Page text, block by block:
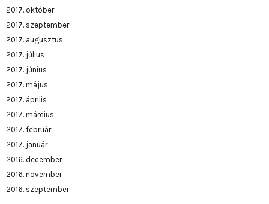
2017. október
2017. szeptember
2017. augusztus
2017. július
2017. június
2017. május
2017. április
2017. március
2017. február
2017. január
2016. december
2016. november
2016. szeptember